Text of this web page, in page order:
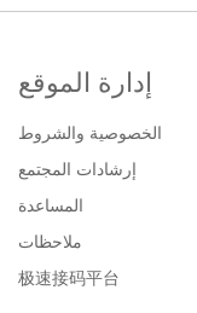
إدارة الموقع
الخصوصية والشروط
إرشادات المجتمع
المساعدة
ملاحظات
极速接码平台